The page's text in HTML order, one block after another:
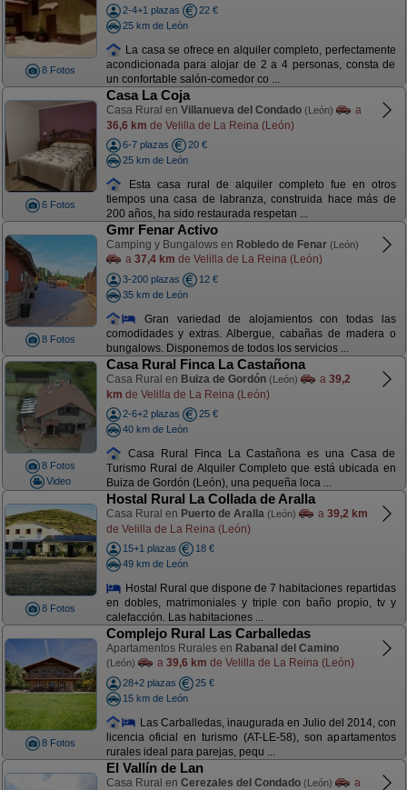
8 Fotos
2-4+1 plazas
22 €
25 km de León
La casa se ofrece en alquiler completo, perfectamente
acondicionada para alojar de 2 a 4 personas, consta de
un confortable salón-comedor co ...
6 Fotos
Casa La Coja
Casa Rural en Villanueva del Condado (León)
a
36,6 km de Velilla de La Reina (León)
6-7 plazas
20 €
25 km de León
Esta casa rural de alquiler completo fue en otros
tiempos una casa de labranza, construida hace más de
200 años, ha sido restaurada respetan ...
8 Fotos
Gmr Fenar Activo
Camping y Bungalows en Robledo de Fenar (León)
a 37,4 km de Velilla de La Reina (León)
3-200 plazas
12 €
35 km de León
Gran variedad de alojamientos con todas las
comodidades y extras. Albergue, cabañas de madera o
bungalows. Disponemos de todos los servicios ...
8 Fotos
Video
Casa Rural Finca La Castañona
Casa Rural en Buiza de Gordón (León) a 39,2
km de Velilla de La Reina (León)
2-6+2 plazas
25 €
40 km de León
Casa Rural Finca La Castañona es una Casa de
Turismo Rural de Alquiler Completo que está ubicada en
Buiza de Gordón (León), una pequeña loca ...
8 Fotos
Hostal Rural La Collada de Aralla
Casa Rural en Puerto de Aralla (León) a 39,2 km
de Velilla de La Reina (León)
15+1 plazas
18 €
49 km de León
Hostal Rural que dispone de 7 habitaciones repartidas
en dobles, matrimoniales y triple con baño propio, tv y
calefacción. Las habitaciones ...
8 Fotos
Complejo Rural Las Carballedas
Apartamentos Rurales en Rabanal del Camino
(León) a 39,6 km de Velilla de La Reina (León)
28+2 plazas
25 €
15 km de León
Las Carballedas, inaugurada en Julio del 2014, con
licencia oficial en turismo (AT-LE-58), son apartamentos
rurales ideal para parejas, pequ ...
El Vallín de Lan
Casa Rural en Cerezales del Condado (León)
a